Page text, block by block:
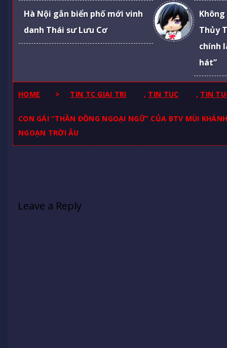
Hà Nội gắn biển phố mới vinh
danh Thái sư Lưu Cơ
Thủy
chính
hát”
HOME > TIN TC GIAI TRI , TIN TUC , TIN
CON GÁI “THẦN ĐỒNG NGOẠI NGỮ” CỦA BTV MÙI
NGOẠN TRỜI ÂU
Leave a Reply